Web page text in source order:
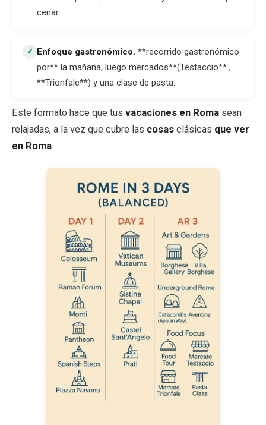
cenar.
✓ Enfoque gastronómico. **recorrido gastronómico
por** la mañana, luego mercados**(Testaccio** ,
**Trionfale**) y una clase de pasta.
Este formato hace que tus vacaciones en Roma sean
relajadas, a la vez que cubre las cosas clásicas que ver
en Roma.